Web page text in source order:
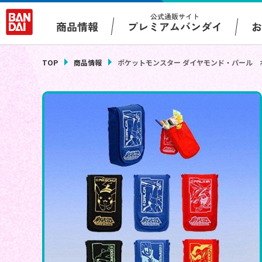
商品情報
公式通販サイト
プレミアムバンダイ
TOP 商品情報 ポケットモンスター ダイヤモンド・パール